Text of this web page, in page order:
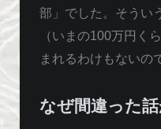
部」でした。そうい
（いまの100万円く
まれるわけもないの
なぜ間違った